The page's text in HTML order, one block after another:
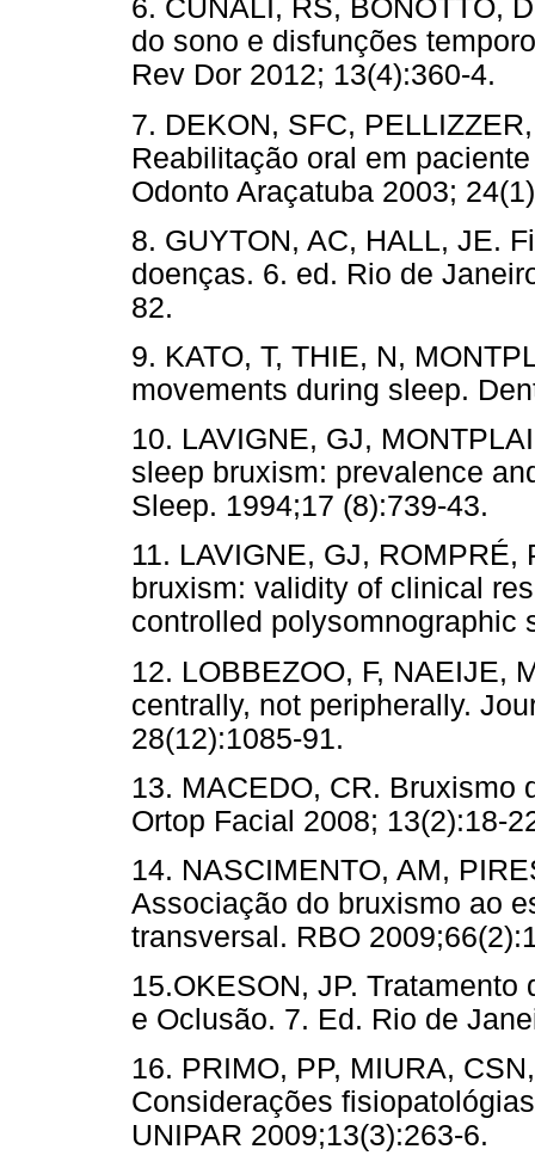
6. CUNALI, RS, BONOTTO,
do sono e disfunções
Rev Dor 2012; 13(4):360-4.
7. DEKON, SFC,
Reabilitação oral em
Odonto Araçatuba 2003;
8. GUYTON, AC, HALL, JE.
doenças. 6. ed. Rio de
82.
9. KATO, T, THIE, N,
movements during sleep.
10. LAVIGNE, GJ,
sleep bruxism: prevalence
Sleep. 1994;17 (8):739-43.
11. LAVIGNE, GJ,
bruxism: validity of clinical
controlled polysomnographic
12. LOBBEZOO, F, NAEIJE,
centrally, not peripherally.
28(12):1085-91.
13. MACEDO, CR. Bruxismo
Ortop Facial 2008; 13(2):18-
14. NASCIMENTO, AM,
Associação do bruxismo ao
transversal. RBO
15.OKESON, JP.
e Oclusão. 7. Ed. Rio de
16. PRIMO, PP, MIURA,
Considerações
UNIPAR 2009;13(3):263-6.